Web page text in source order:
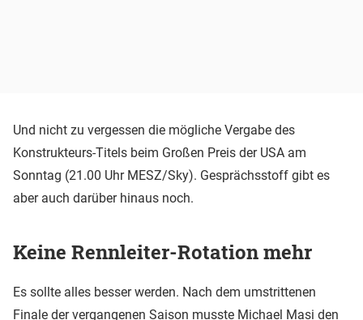
Und nicht zu vergessen die mögliche Vergabe des
Konstrukteurs-Titels beim Großen Preis der USA am
Sonntag (21.00 Uhr MESZ/Sky). Gesprächsstoff gibt es
aber auch darüber hinaus noch.
Keine Rennleiter-Rotation mehr
Es sollte alles besser werden. Nach dem umstrittenen
Finale der vergangenen Saison musste Michael Masi den